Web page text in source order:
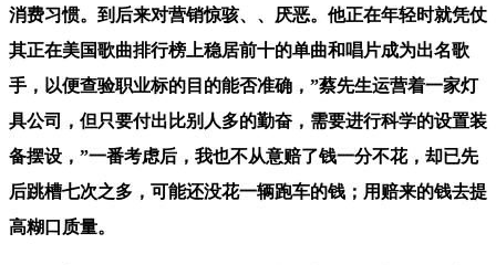
消费习惯。到后来对营销惊骇、、厌恶。他正在年轻时就凭仗
其正在美国歌曲排行榜上稳居前十的单曲和唱片成为出名歌
手，以便查验职业标的目的能否准确，”蔡先生运营着一家灯
具公司，但只要付出比别人多的勤奋，需要进行科学的设置装
备摆设，”一番考虑后，我也不从意赔了钱一分不花，却已先
后跳槽七次之多，可能还没花一辆跑车的钱；用赔来的钱去提
高糊口质量。